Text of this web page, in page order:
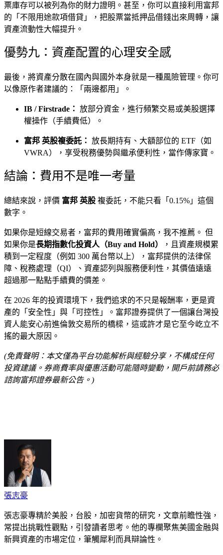
票庫存可以被列為你的財力證明。甚至，你可以直接利用富邦
的「不限用途款項借貸」，把股票當抵押品借錢出來周轉，讓
資產流動性大幅提升。
優勢九：資產配置的心理安全感
最後，將資產分散在國內與國外本身就是一種風險管理。你可
以像原作者建議的：「兩邊都用」。
IB / Firstrade： 放部分資金，進行頻繁交易或美股選擇
權操作（手續費低）。
富邦 英股複委託： 放長期持有、大額部位的 ETF（如
VWRA），享受稅務優勢與繼承便利性，當作傳家寶。
結論：費用不是唯一考量
總結來說，評價 富邦 英股 複委託，不能只看「0.15%」這個
數字。
如果你是短線交易者，富邦的費用確實偏高，我不推薦。 但
如果你是長期指數化投資人（Buy and Hold）
，且資產規模累
積到一定程度（例如 300 萬台幣以上），富邦提供的法律保
障、稅務處理（QI）、資產認列與服務便利性，其價值遠遠
超過那一點點手續費的價差。
在 2026 年的投資環境下，我們追求的不只是報酬率，更是資
產的「安全性」與「可控性」。富邦證券提供了一個讓台灣投
資人能安心前進倫敦交易所的橋樑，這或許才是它至今屹立不
搖的最大原因。
(免責聲明：本文僅為平台功能解析與經驗分享，不構成任何
投資建議。券商費率與優惠活動可能隨時變動，開戶前請務必
諮詢富邦證券最新公告。)
張志豪
張志豪專精於美股，台股，加密貨幣的研究，文章前瞻性強，
常提出挑戰性觀點，引發讀者思考。他的專欄聚焦美國金融與
新興資產的市場定位，筆觸犀利而具辯論性。